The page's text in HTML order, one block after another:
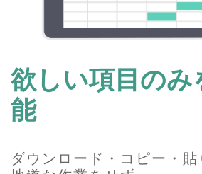
欲しい項目のみ
能
ダウンロード・コピー・